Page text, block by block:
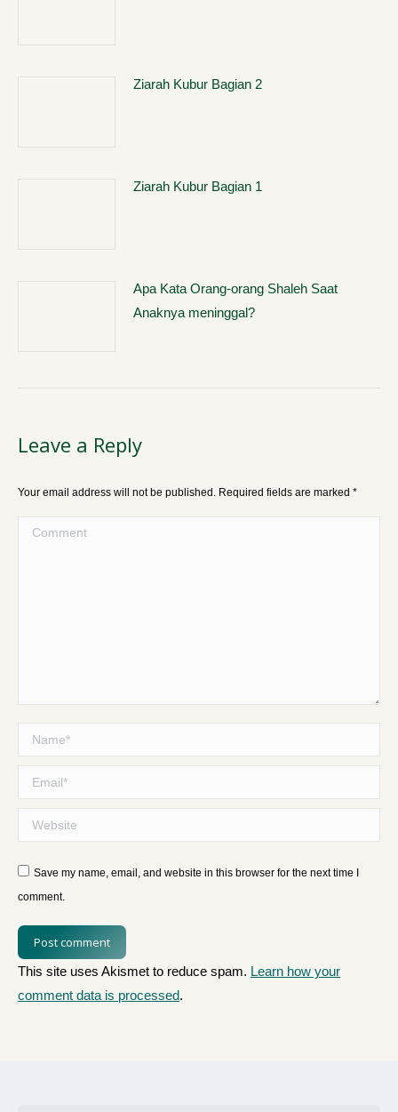
Ziarah Kubur Bagian 2
Ziarah Kubur Bagian 1
Apa Kata Orang-orang Shaleh Saat
Anaknya meninggal?
Leave a Reply
Your email address will not be published. Required fields are marked *
Comment
Name *
Email *
Website
Save my name, email, and website in this browser for the next time I
comment.
Post comment
This site uses Akismet to reduce spam. Learn how your
comment data is processed.